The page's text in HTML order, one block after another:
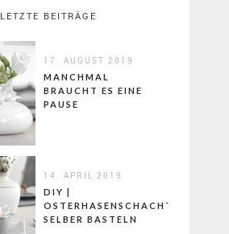
LETZTE BEITRÄGE
17. AUGUST 2019
MANCHMAL
BRAUCHT ES EINE
PAUSE
14. APRIL 2019
DIY |
OSTERHASENSCHACHTELN
SELBER BASTELN